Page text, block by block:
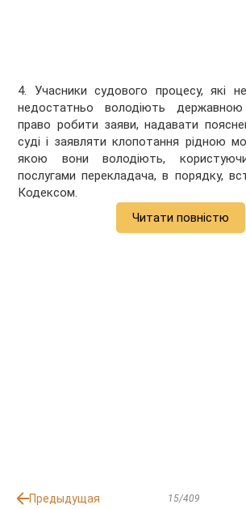
4. Учасники судового процесу, які
недостатньо володіють
право робити заяви, надавати
суді і заявляти клопотання рідною
якою вони володіють,
послугами перекладача, в порядку,
Кодексом.
Читати повністю
Предыдущая 15/409